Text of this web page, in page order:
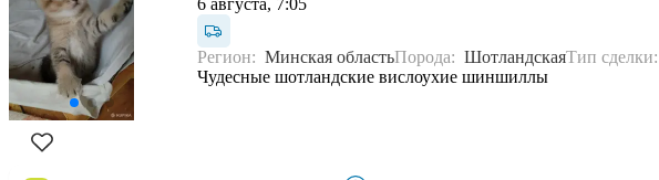
Регион: Минская областьПорода: ШотландскаяТип сделки:
Чудесные шотландские вислоухие шиншиллы